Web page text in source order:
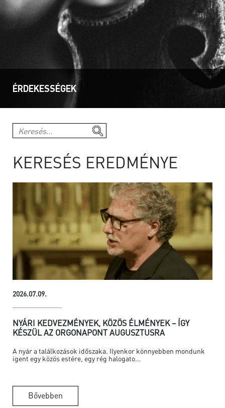
ÉRDEKESSÉGEK
KERESÉS EREDMÉNYE
2026.07.09.
NYÁRI KEDVEZMÉNYEK, KÖZÖS ÉLMÉNYEK – ÍGY
KÉSZÜL AZ ORGONAPONT AUGUSZTUSRA
A nyár a találkozások időszaka. Ilyenkor könnyebben mondunk
igent egy közös estére, egy rég halogato...
Bővebben